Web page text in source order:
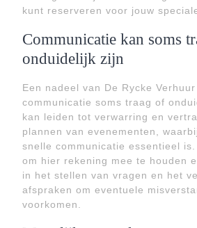
kunt reserveren voor jouw
Communicatie kan soms
onduidelijk zijn
Een nadeel van De Rycke
communicatie soms traag of
kan leiden tot verwarring en
plannen van evenementen,
snelle communicatie essentieel
om hier rekening mee te houden
in het stellen van vragen en het
afspraken om eventuele
voorkomen.